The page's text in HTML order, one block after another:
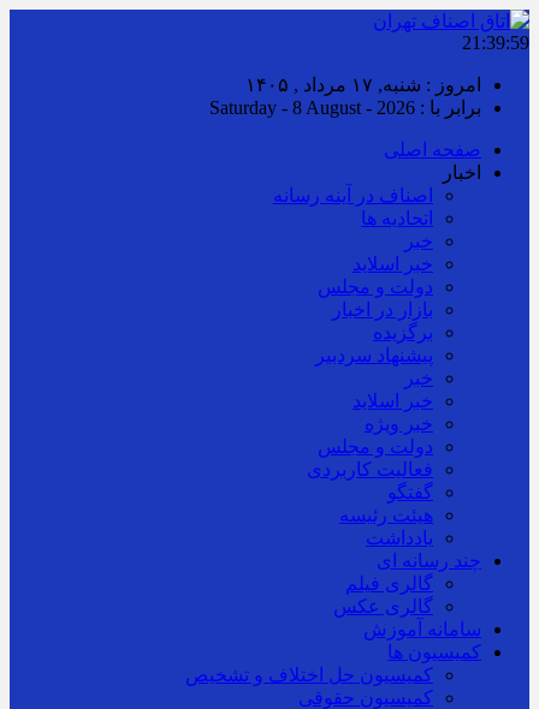
21:40:00
امروز : شنبه, ۱۷ مرداد , ۱۴۰۵
برابر با : Saturday - 8 August - 2026
صفحه اصلی
اخبار
اصناف در آینه رسانه
اتحادیه ها
خبر
خبر اسلايد
دولت و مجلس
بازار در اخبار
برگزیده
پیشنهاد سردبیر
خبر
خبر اسلايد
خبر ویژه
دولت و مجلس
فعالیت کاربردی
گفتگو
هیئت رئیسه
یادداشت
چند رسانه ای
گالری فیلم
گالری عکس
سامانه آموزش
کمیسیون ها
کمیسیون حل اختلاف و تشخیص
کمیسیون حقوقی